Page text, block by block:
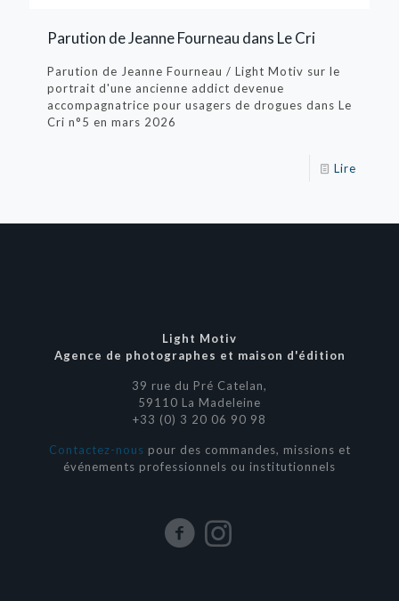
Parution de Jeanne Fourneau dans Le Cri
Parution de Jeanne Fourneau / Light Motiv sur le
portrait d'une ancienne addict devenue
accompagnatrice pour usagers de drogues dans Le
Cri n°5 en mars 2026
Lire
Light Motiv
Agence de photographes et maison d'édition
39 rue du Pré Catelan,
59110 La Madeleine
+33 (0) 3 20 06 90 98
Contactez-nous pour des commandes, missions et
événements professionnels ou institutionnels